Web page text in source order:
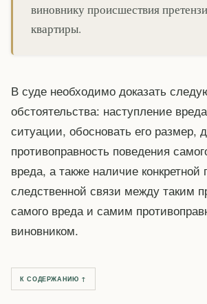
виновнику происшествия
квартиры.
В суде необходимо доказать
обстоятельства: наступление
ситуации, обосновать его размер,
противоправность поведения
вреда, а также наличие конкретной
следственной связи между таким
самого вреда и самим
виновником.
К СОДЕРЖАНИЮ ↑